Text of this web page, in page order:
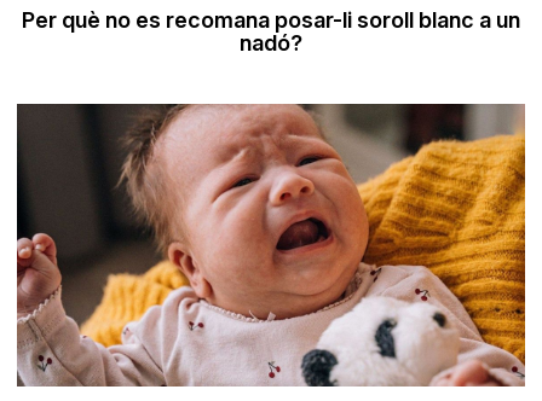
Per què no es recomana posar-li soroll blanc a un
nadó?